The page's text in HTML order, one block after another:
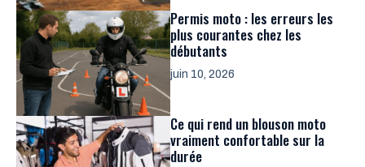
Permis moto : les erreurs les
plus courantes chez les
débutants
juin 10, 2026
Ce qui rend un blouson moto
vraiment confortable sur la
durée